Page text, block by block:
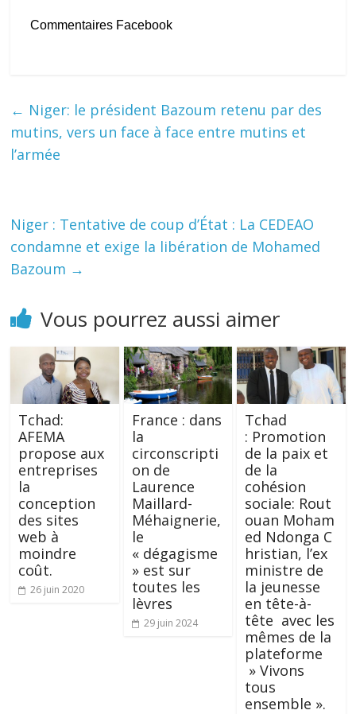
Commentaires Facebook
← Niger: le président Bazoum retenu par des
mutins, vers un face à face entre mutins et
l’armée
Niger : Tentative de coup d’État : La CEDEAO
condamne et exige la libération de Mohamed
Bazoum →
Vous pourrez aussi aimer
Tchad:
AFEMA
propose aux
entreprises
la
conception
des sites
web à
moindre
coût.
26 juin 2020
France : dans
la
circonscripti
on de
Laurence
Maillard-
Méhaignerie,
le
« dégagisme
» est sur
toutes les
lèvres
29 juin 2024
Tchad
: Promotion
de la paix et
de la
cohésion
sociale: Rout
ouan Moham
ed Ndonga C
hristian, l’ex
ministre de
la jeunesse
en tête-à-
tête avec les
mêmes de la
plateforme
» Vivons
tous
ensemble ».